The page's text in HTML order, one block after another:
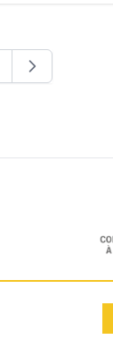
la page